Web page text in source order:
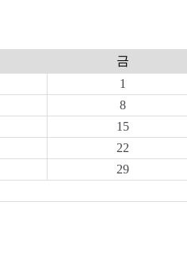
금
1
8
15
22
29